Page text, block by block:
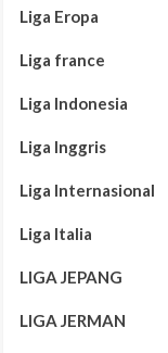
Liga Eropa
Liga france
Liga Indonesia
Liga Inggris
Liga Internasional
Liga Italia
LIGA JEPANG
LIGA JERMAN